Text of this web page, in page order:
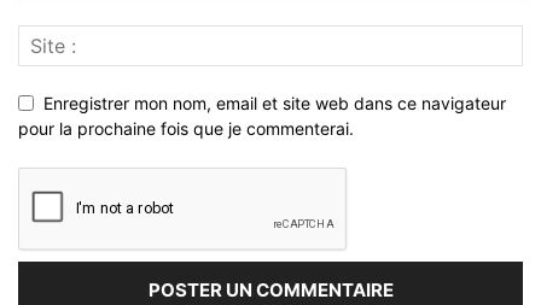
Enregistrer mon nom, email et site web dans ce navigateur
pour la prochaine fois que je commenterai.